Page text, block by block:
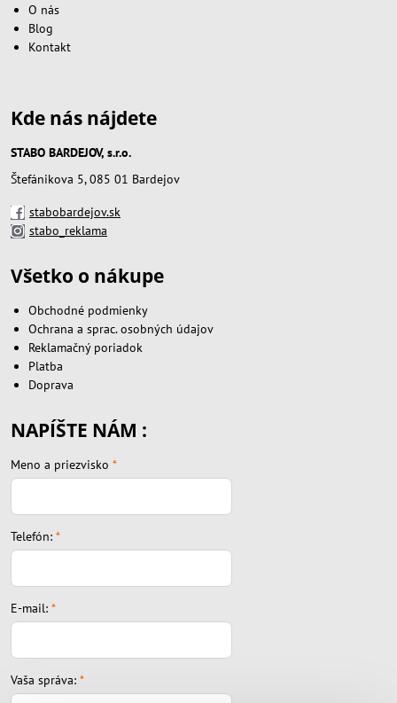
O nás
Blog
Kontakt
Kde nás nájdete
STABO BARDEJOV, s.r.o.
Štefánikova 5, 085 01 Bardejov
stabobardejov.sk
stabo_reklama
Všetko o nákupe
Obchodné podmienky
Ochrana a sprac. osobných údajov
Reklamačný poriadok
Platba
Doprava
NAPÍŠTE NÁM :
Meno a priezvisko *
Telefón: *
E-mail: *
Vaša správa: *